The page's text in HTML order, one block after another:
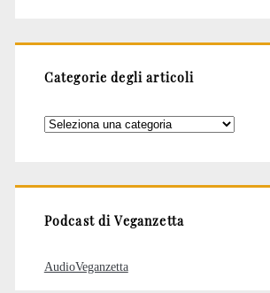
Categorie degli articoli
Categorie
Podcast di Veganzetta
AudioVeganzetta